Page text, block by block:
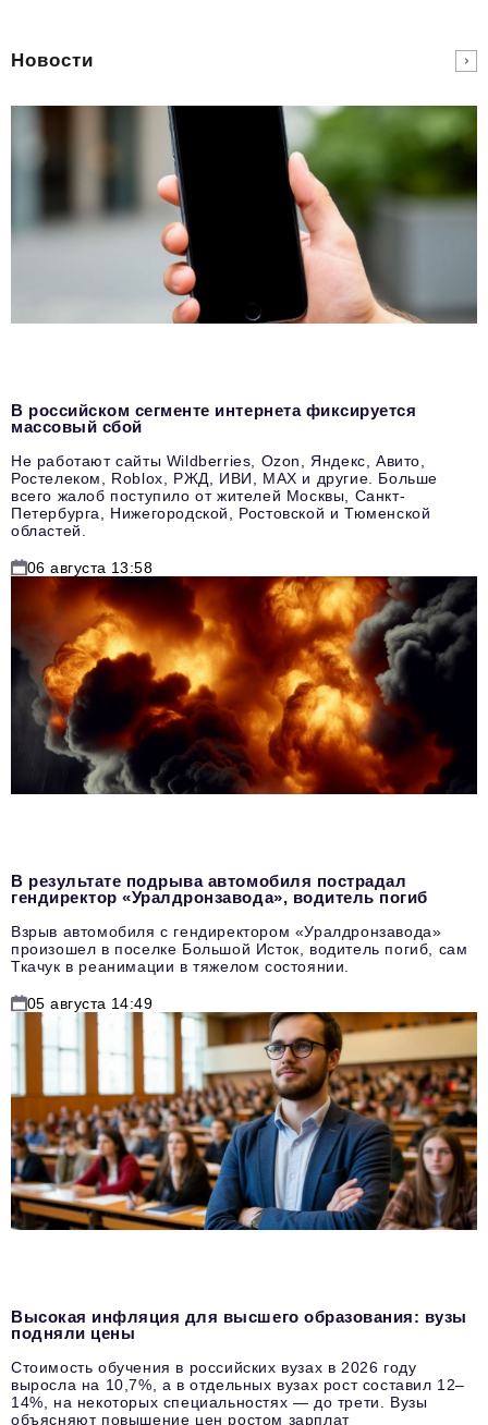
Новости
В российском сегменте интернета фиксируется
массовый сбой
Не работают сайты Wildberries, Ozon, Яндекс, Авито,
Ростелеком, Roblox, РЖД, ИВИ, MAX и другие. Больше
всего жалоб поступило от жителей Москвы, Санкт-
Петербурга, Нижегородской, Ростовской и Тюменской
областей.
06 августа 13:58
В результате подрыва автомобиля пострадал
гендиректор «Уралдронзавода», водитель погиб
Взрыв автомобиля с гендиректором «Уралдронзавода»
произошел в поселке Большой Исток, водитель погиб, сам
Ткачук в реанимации в тяжелом состоянии.
05 августа 14:49
Высокая инфляция для высшего образования: вузы
подняли цены
Стоимость обучения в российских вузах в 2026 году
выросла на 10,7%, а в отдельных вузах рост составил 12–
14%, на некоторых специальностях — до трети. Вузы
объясняют повышение цен ростом зарплат